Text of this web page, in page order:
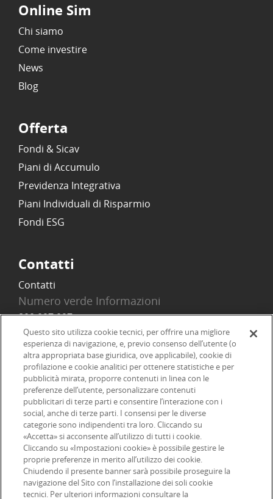
Online Sim
Chi siamo
Come investire
News
Blog
Offerta
Fondi & Sicav
Piani di Accumulo
Previdenza Integrativa
Piani Individuali di Risparmio
Fondi ESG
Contatti
Contatti
Numero verde Informazioni
800 097 097
Email
info@onlinesim.it
Social
©2026 Online SIM, società del gruppo bancario ERSEL - P.IVA
12927410154
Informazioni legali| Dichiarazione di accessibilità
Questo sito utilizza cookie tecnici, per offrire una migliore
esperienza di navigazione, e, previo consenso dell’utente (o
altra appropriata base giuridica, ove applicabile), cookie di
profilazione e cookie analitici per ottenere statistiche e per
pubblicità mirata, proporre contenuti in linea con le
preferenze dell’utente, personalizzare contenuti
pubblicitari di terze parti e consentire l’interazione con i
social, anche di terze parti. I consensi per le diverse
categorie sono indipendenti tra loro. Cliccando su
«Accetta» si acconsente all’utilizzo di tutti i cookie.
Cliccando su «Impostazioni cookie» è possibile gestire le
proprie preferenze in merito all’utilizzo dei cookie.
Chiudendo il presente banner sarà possibile proseguire la
navigazione del Sito con l’installazione dei soli cookie
tecnici. Per ulteriori informazioni consultare la